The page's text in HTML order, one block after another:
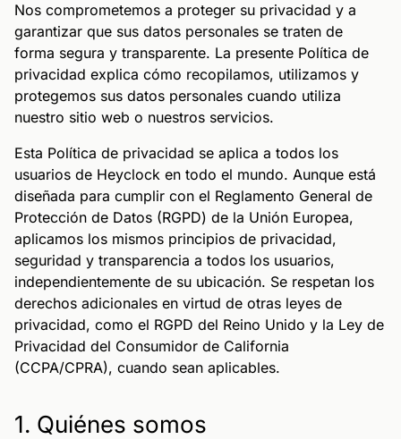
Nos comprometemos a proteger su privacidad y a
garantizar que sus datos personales se traten de
forma segura y transparente. La presente Política de
privacidad explica cómo recopilamos, utilizamos y
protegemos sus datos personales cuando utiliza
nuestro sitio web o nuestros servicios.
Esta Política de privacidad se aplica a todos los
usuarios de Heyclock en todo el mundo. Aunque está
diseñada para cumplir con el Reglamento General de
Protección de Datos (RGPD) de la Unión Europea,
aplicamos los mismos principios de privacidad,
seguridad y transparencia a todos los usuarios,
independientemente de su ubicación. Se respetan los
derechos adicionales en virtud de otras leyes de
privacidad, como el RGPD del Reino Unido y la Ley de
Privacidad del Consumidor de California
(CCPA/CPRA), cuando sean aplicables.
1. Quiénes somos